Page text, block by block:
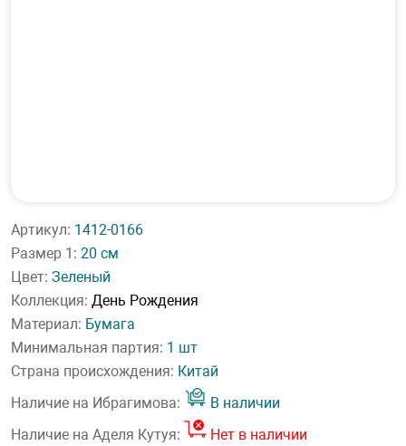
Артикул: 1412-0166
Размер 1: 20 см
Цвет: Зеленый
Коллекция: День Рождения
Материал: Бумага
Минимальная партия: 1 шт
Страна происхождения: Китай
Наличие на Ибрагимова:
В наличии
Наличие на Аделя Кутуя:
Нет в наличии